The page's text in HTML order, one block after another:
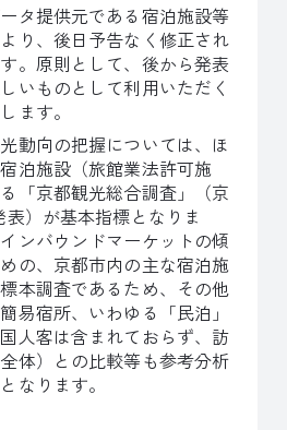
タ提供元である宿泊施設等
り、後日予告なく修正され
。原則として、後から発表
いものとして利用いただく
ます。
動向の把握については、ほ
泊施設（旅館業法許可施
「京都観光総合調査」（京
表）が基本指標となりま
ンバウンドマーケットの傾
の、京都市内の主な宿泊施
本調査であるため、その他
易宿所、いわゆる「民泊」
人客は含まれておらず、訪
体）との比較等も参考分析
なります。